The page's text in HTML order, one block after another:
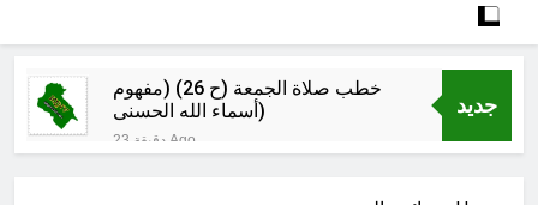
جديد
خطب صلاة الجمعة (ح 26) (مفهوم
أسماء الله الحسنى)
23 دقيقة Ago